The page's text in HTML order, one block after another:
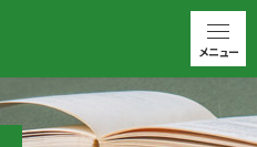
メニュー